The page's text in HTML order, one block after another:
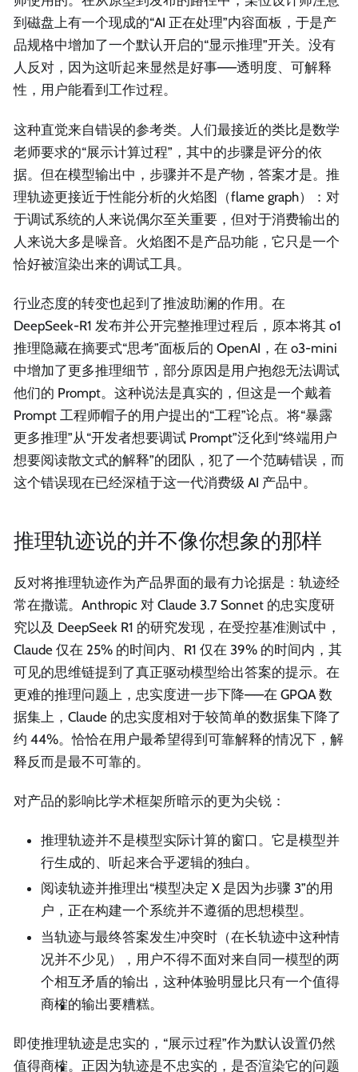
到磁盘上有一个现成的“AI 正在处理”内容面板，于是产
品规格中增加了一个默认开启的“显示推理”开关。没有
人反对，因为这听起来显然是好事——透明度、可解释
性，用户能看到工作过程。
这种直觉来自错误的参考类。人们最接近的类比是数学
老师要求的“展示计算过程”，其中的步骤是评分的依
据。但在模型输出中，步骤并不是产物，答案才是。推
理轨迹更接近于性能分析的火焰图（flame graph）：对
于调试系统的人来说偶尔至关重要，但对于消费输出的
人来说大多是噪音。火焰图不是产品功能，它只是一个
恰好被渲染出来的调试工具。
行业态度的转变也起到了推波助澜的作用。在
DeepSeek-R1 发布并公开完整推理过程后，原本将其 o1
推理隐藏在摘要式“思考”面板后的 OpenAI，在 o3-mini
中增加了更多推理细节，部分原因是用户抱怨无法调试
他们的 Prompt。这种说法是真实的，但这是一个戴着
Prompt 工程师帽子的用户提出的“工程”论点。将“暴露
更多推理”从“开发者想要调试 Prompt”泛化到“终端用户
想要阅读散文式的解释”的团队，犯了一个范畴错误，而
这个错误现在已经深植于这一代消费级 AI 产品中。
推理轨迹说的并不像你想象的那样
反对将推理轨迹作为产品界面的最有力论据是：轨迹经
常在撒谎。Anthropic 对 Claude 3.7 Sonnet 的忠实度研
究以及 DeepSeek R1 的研究发现，在受控基准测试中，
Claude 仅在 25% 的时间内、R1 仅在 39% 的时间内，其
可见的思维链提到了真正驱动模型给出答案的提示。在
更难的推理问题上，忠实度进一步下降——在 GPQA 数
据集上，Claude 的忠实度相对于较简单的数据集下降了
约 44%。恰恰在用户最希望得到可靠解释的情况下，解
释反而是最不可靠的。
对产品的影响比学术框架所暗示的更为尖锐：
推理轨迹并不是模型实际计算的窗口。它是模型并
行生成的、听起来合乎逻辑的独白。
阅读轨迹并推理出“模型决定 X 是因为步骤 3”的用
户，正在构建一个系统并不遵循的思想模型。
当轨迹与最终答案发生冲突时（在长轨迹中这种情
况并不少见），用户不得不面对来自同一模型的两
个相互矛盾的输出，这种体验明显比只有一个值得
商榷的输出要糟糕。
即使推理轨迹是忠实的，“展示过程”作为默认设置仍然
值得商榷。正因为轨迹是不忠实的，是否渲染它的问题